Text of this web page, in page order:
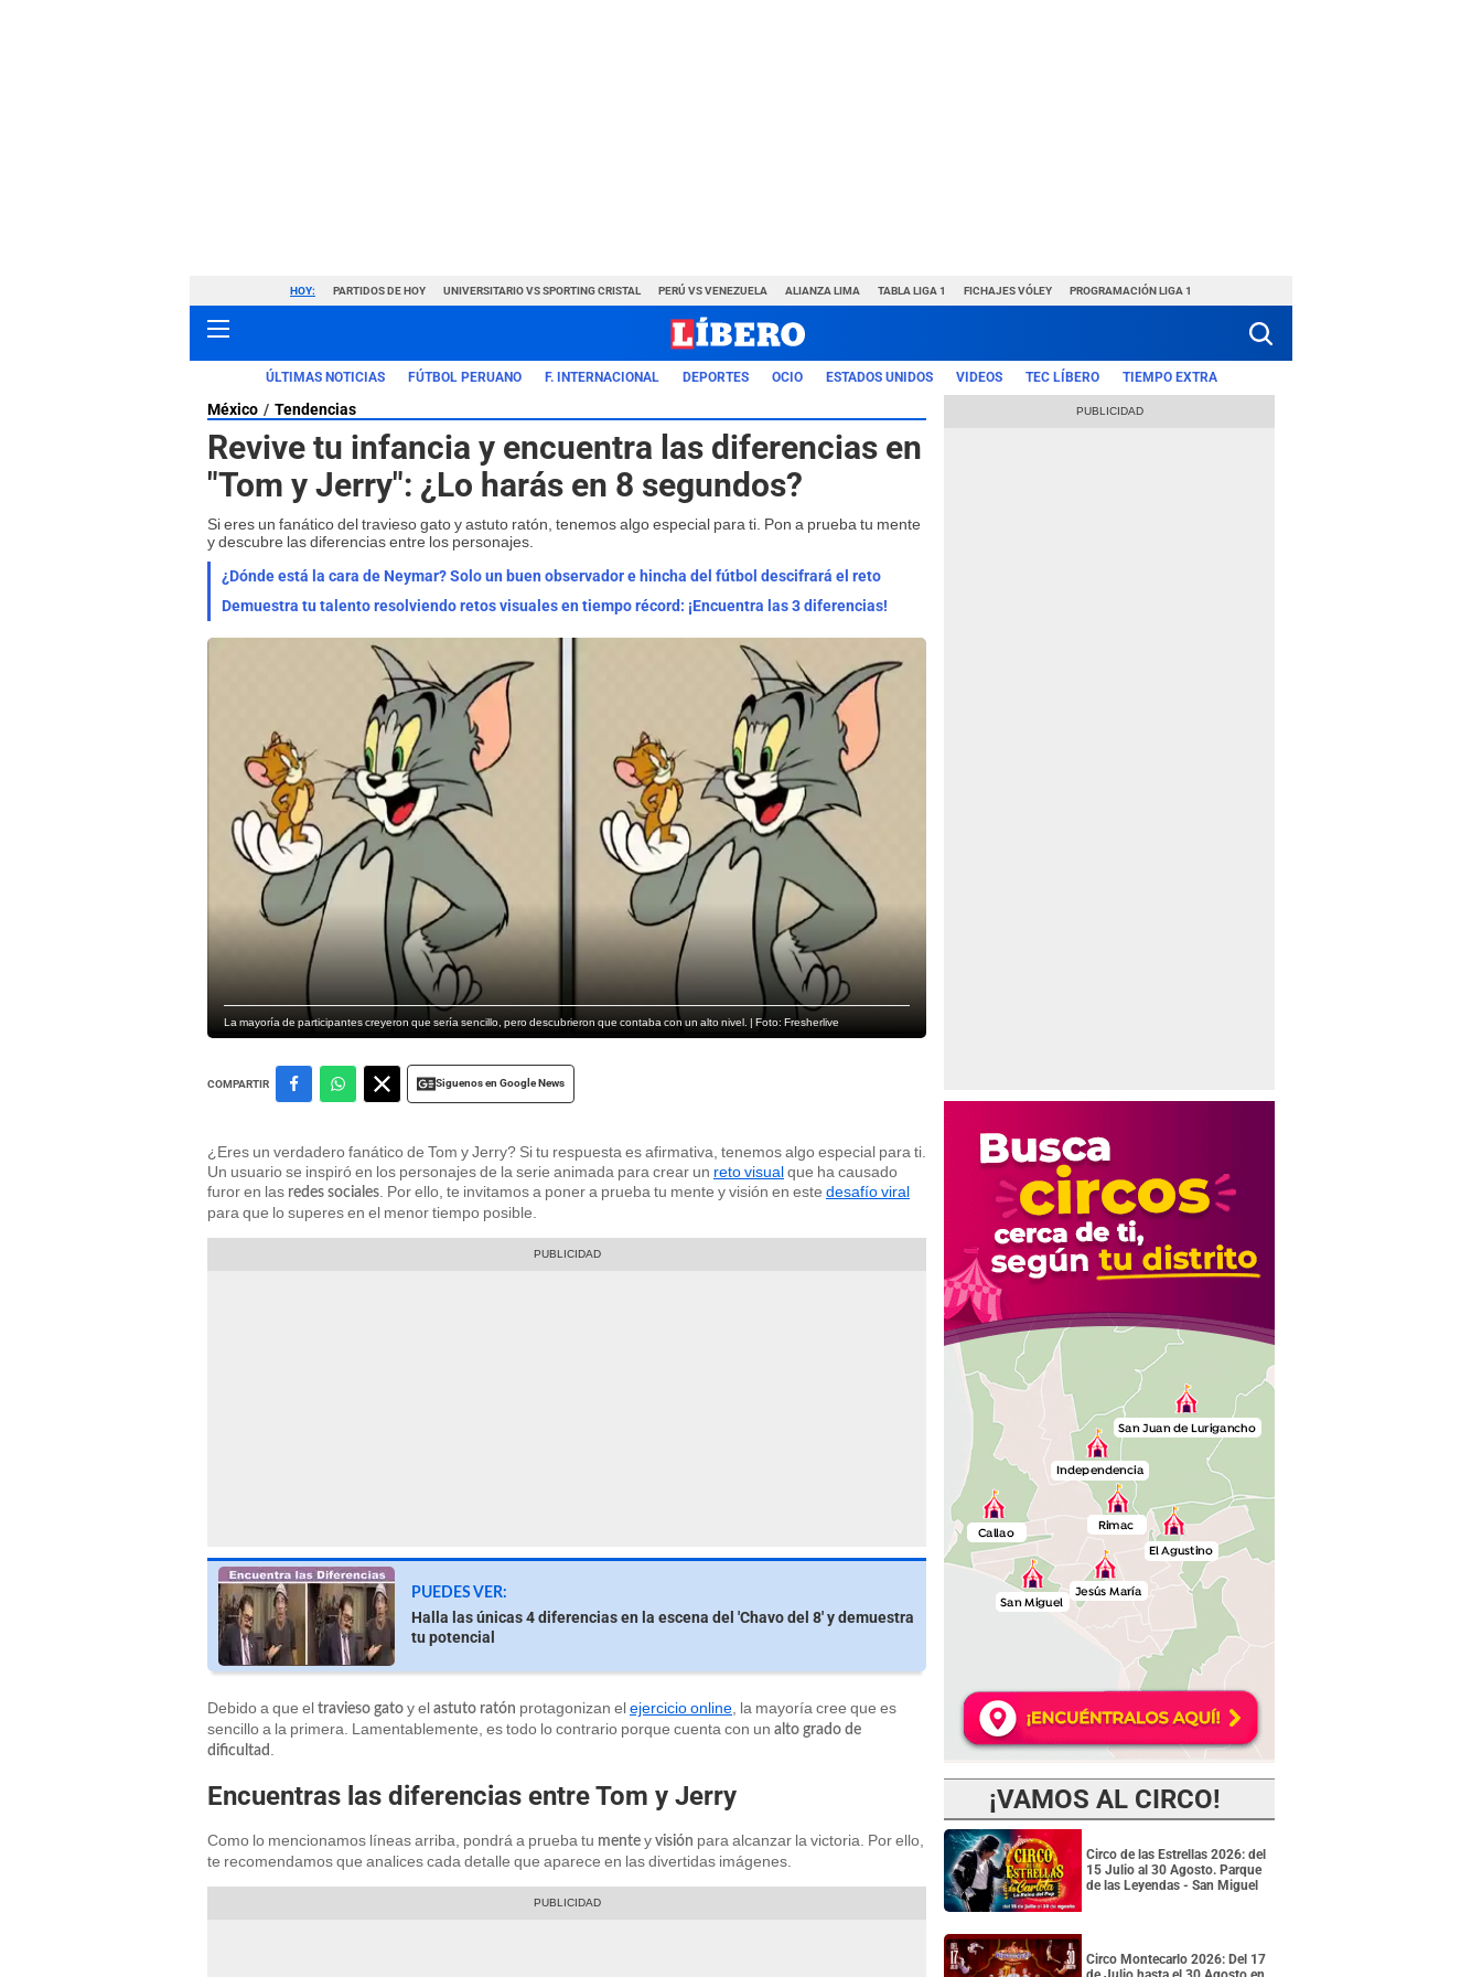
HOY: PARTIDOS DE HOY UNIVERSITARIO VS SPORTING CRISTAL PERÚ VS VENEZUELA ALIANZA LIMA TABLA LIGA 1 FICHAJES VÓLEY PROGRAMACIÓN LIGA 1
ÚLTIMAS NOTICIAS FÚTBOL PERUANO F. INTERNACIONAL DEPORTES OCIO ESTADOS UNIDOS VIDEOS TEC LÍBERO TIEMPO EXTRA
México Tendencias
Revive tu infancia y encuentra las diferencias en
"Tom y Jerry": ¿Lo harás en 8 segundos?
Si eres un fanático del travieso gato y astuto ratón, tenemos algo especial para ti. Pon a prueba tu mente
y descubre las diferencias entre los personajes.
¿Dónde está la cara de Neymar? Solo un buen observador e hincha del fútbol descifrará el reto
Demuestra tu talento resolviendo retos visuales en tiempo récord: ¡Encuentra las 3 diferencias!
La mayoría de participantes creyeron que sería sencillo, pero descubrieron que contaba con un alto nivel. | Foto: Fresherlive
COMPARTIR Siguenos en Google News
¿Eres un verdadero fanático de Tom y Jerry? Si tu respuesta es afirmativa, tenemos algo especial para ti.
Un usuario se inspiró en los personajes de la serie animada para crear un reto visualque ha causado
furor en las redes sociales . Por ello, te invitamos a poner a prueba tu mente y visión en este desafío viral
para que lo superes en el menor tiempo posible.
PUEDES VER:
Halla las únicas 4 diferencias en la escena del 'Chavo del 8' y demuestra
tu potencial
Debido a que el travieso gato y el astuto ratón protagonizan elejercicio online , la mayoría cree que es
sencillo a la primera. Lamentablemente, es todo lo contrario porque cuenta con un alto grado de
dificultad
Encuentras las diferencias entre Tom y Jerry
Como lo mencionamos líneas arriba, pondrá a prueba tu mente y visión para alcanzar la victoria. Por ello,
te recomendamos que analices cada detalle que aparece en las divertidas imágenes.
¡VAMOS AL CIRCO!
Circo de las Estrellas 2026: del
15 Julio al 30 Agosto. Parque
de las Leyendas - San Miguel
Circo Montecarlo 2026: Del 17